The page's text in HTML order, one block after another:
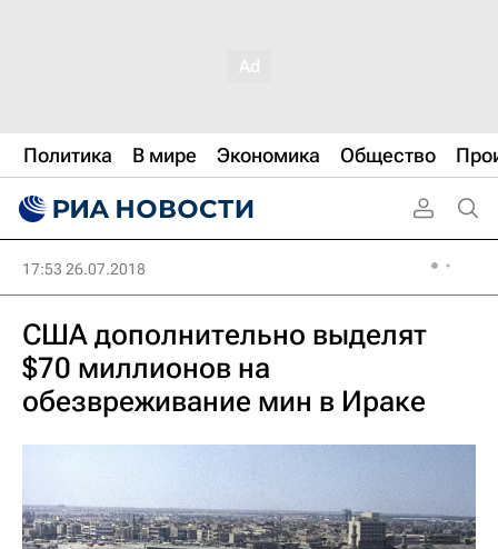
Политика В мире Экономика Общество
17:53 26.07.2018
США дополнительно выделят
$70 миллионов на
обезвреживание мин в Ираке